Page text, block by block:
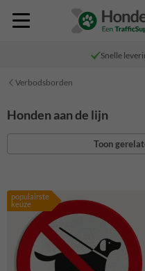
Snelle
Verbodsborden
Honden aan de lijn
Toon
populairste
keuze